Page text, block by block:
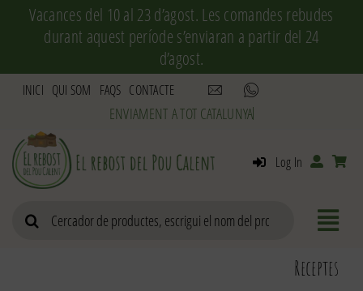
Vacances del 10 al 23 d’agost. Les comandes rebudes
durant aquest període s’enviaran a partir del 24
d’agost.
INICI QUI SOM FAQS CONTACTE
Search
for:
Log In
Receptes